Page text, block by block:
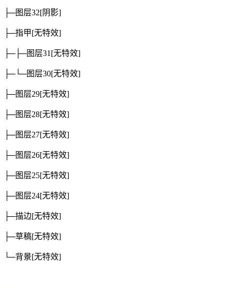
├─图层32[阴影]
├─指甲 [无特效]
├─├─图层31[无特效]
├─└─图层30[无特效]
├─图层29[无特效]
├─图层28[无特效]
├─图层27[无特效]
├─图层26[无特效]
├─图层25[无特效]
├─图层24[无特效]
├─描边[无特效]
├─草稿[无特效]
└─背景[无特效]